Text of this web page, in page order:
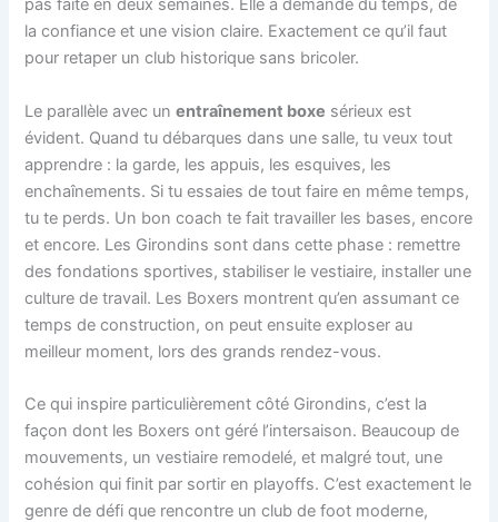
pas faite en deux semaines. Elle a demandé du temps, de
la confiance et une vision claire. Exactement ce qu’il faut
pour retaper un club historique sans bricoler.
Le parallèle avec unentraînement boxe sérieux est
évident. Quand tu débarques dans une salle, tu veux tout
apprendre : la garde, les appuis, les esquives, les
enchaînements. Si tu essaies de tout faire en même temps,
tu te perds. Un bon coach te fait travailler les bases, encore
et encore. Les Girondins sont dans cette phase : remettre
des fondations sportives, stabiliser le vestiaire, installer une
culture de travail. Les Boxers montrent qu’en assumant ce
temps de construction, on peut ensuite exploser au
meilleur moment, lors des grands rendez-vous.
Ce qui inspire particulièrement côté Girondins, c’est la
façon dont les Boxers ont géré l’intersaison. Beaucoup de
mouvements, un vestiaire remodelé, et malgré tout, une
cohésion qui finit par sortir en playoffs. C’est exactement le
genre de défi que rencontre un club de foot moderne,